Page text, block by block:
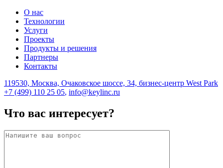
О нас
Технологии
Услуги
Проекты
Продукты и решения
Партнеры
Контакты
119530, Москва, Очаковское шоссе, 34, бизнес-центр West Park
+7 (499) 110 25 05, info@keylinc.ru
Что вас интересует?